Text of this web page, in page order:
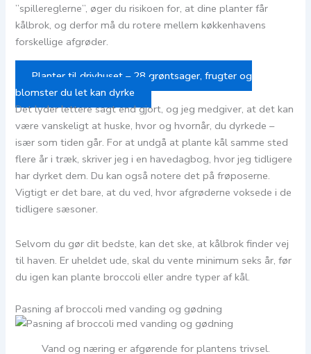
”spillereglerne”, øger du risikoen for, at dine planter får
kålbrok, og derfor må du rotere mellem køkkenhavens
forskellige afgrøder.
Planter til drivhuset – 28 grøntsager, frugter og
blomster du let kan dyrke
Det lyder lettere sagt end gjort, og jeg medgiver, at det kan
være vanskeligt at huske, hvor og hvornår, du dyrkede –
især som tiden går. For at undgå at plante kål samme sted
flere år i træk, skriver jeg i en havedagbog, hvor jeg tidligere
har dyrket dem. Du kan også notere det på frøposerne.
Vigtigt er det bare, at du ved, hvor afgrøderne voksede i de
tidligere sæsoner.
Selvom du gør dit bedste, kan det ske, at kålbrok finder vej
til haven. Er uheldet ude, skal du vente minimum seks år, før
du igen kan plante broccoli eller andre typer af kål.
Pasning af broccoli med vanding og gødning
Vand og næring er afgørende for plantens trivsel.